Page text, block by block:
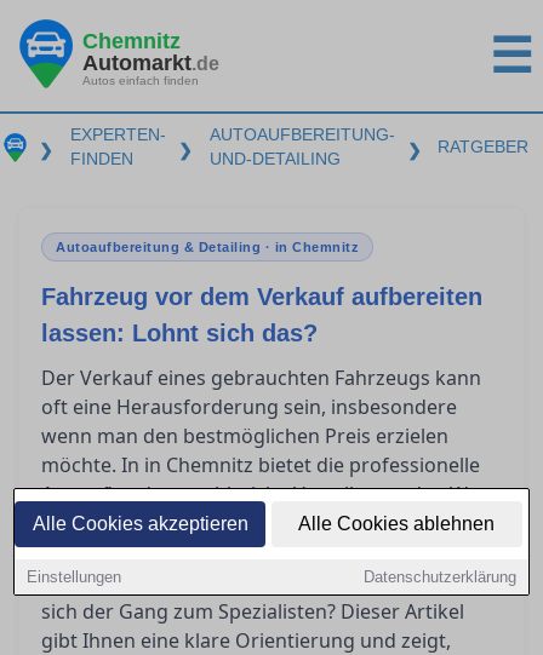
Alle Cookies akzeptieren Alle Cookies ablehnen
Einstellungen Datenschutzerklärung
Chemnitz
Automarkt.de
Autos einfach finden ☰
❯
EXPERTEN-
FINDEN
❯
AUTOAUFBEREITUNG-
UND-DETAILING
❯ RATGEBER
Autoaufbereitung & Detailing · in Chemnitz
Fahrzeug vor dem Verkauf aufbereiten
lassen: Lohnt sich das?
Der Verkauf eines gebrauchten Fahrzeugs kann
oft eine Herausforderung sein, insbesondere
wenn man den bestmöglichen Preis erzielen
möchte. In in Chemnitz bietet die professionelle
Autoaufbereitungzahlreiche Vorteile, um den Wert
des Fahrzeugs zu steigern. Doch welche
Maßnahmen sind wirklich notwendig, welche
Kosten kommen auf einen zu, und wann lohnt
sich der Gang zum Spezialisten? Dieser Artikel
gibt Ihnen eine klare Orientierung und zeigt,